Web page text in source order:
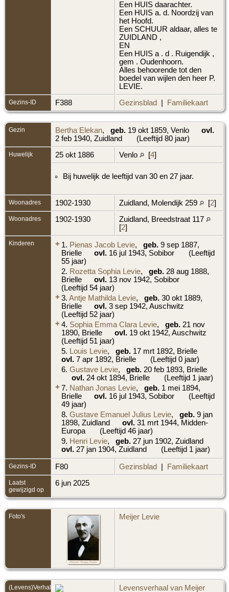
Een HUIS daarachter.
Een HUIS a. d. Noordzij van
het Hoofd.
Een SCHUUR aldaar, alles te
ZUIDLAND ,
EN
Een HUIS a . d . Ruigendijk ,
gem . Oudenhoorn.
Alles behoorende tot den
boedel van wijlen den heer P.
LEVIE.
Gezins-ID F388 Gezinsblad Familiekaart
Gezin Bertha Elekan, geb. 19 okt 1859, Venlo
ovl.
2 feb 1940, Zuidland
(Leeftijd 80 jaar)
Huwelijk 25 okt 1886 Venlo [4]
Bij huwelijk de leeftijd van 30 en 27 jaar.
Woonadres 1902-1930 Zuidland, Molendijk 259 [2]
Woonadres 1902-1930
Zuidland, Breedstraat 117
[2]
Kinderen + 1. Pienas Jacob Levie, geb. 9 sep 1887,
Brielle
ovl. 16 jul 1943, Sobibor
(Leeftijd
55 jaar)
2. Rozetta Sophia Levie, geb. 28 aug 1888,
Brielle
ovl. 13 nov 1942, Sobibor
(Leeftijd 54 jaar)
+3. Antje Mathilda Levie, geb. 30 okt 1889,
Brielle
ovl. 3 sep 1942, Auschwitz
(Leeftijd 52 jaar)
+4. Sophia Emma Clara Levie, geb. 21 nov
1890, Brielle
ovl. 19 okt 1942, Auschwitz
(Leeftijd 51 jaar)
5. Louis Levie, geb. 17 mrt 1892, Brielle
ovl. 7 apr 1892, Brielle
(Leeftijd 0 jaar)
6. Gustave Levie, geb. 20 feb 1893, Brielle
ovl. 24 okt 1894, Brielle
(Leeftijd 1 jaar)
+7. Nathan Jonas Levie, geb. 1 mei 1894,
Brielle
ovl. 16 jul 1943, Sobibor
(Leeftijd
49 jaar)
8. Gustave Emanuel Julius Levie, geb. 9 jan
1898, Zuidland
ovl. 31 mrt 1944, Midden-
Europa
(Leeftijd 46 jaar)
9. Henri Levie, geb. 27 jun 1902, Zuidland
ovl. 27 jan 1904, Zuidland (Leeftijd 1 jaar)
Gezins-ID F80 Gezinsblad Familiekaart
Laatst
gewijzigd op
6 jun 2025
Foto's Meijer Levie
(Levens)Verhalen
Levensverhaal van Meijer